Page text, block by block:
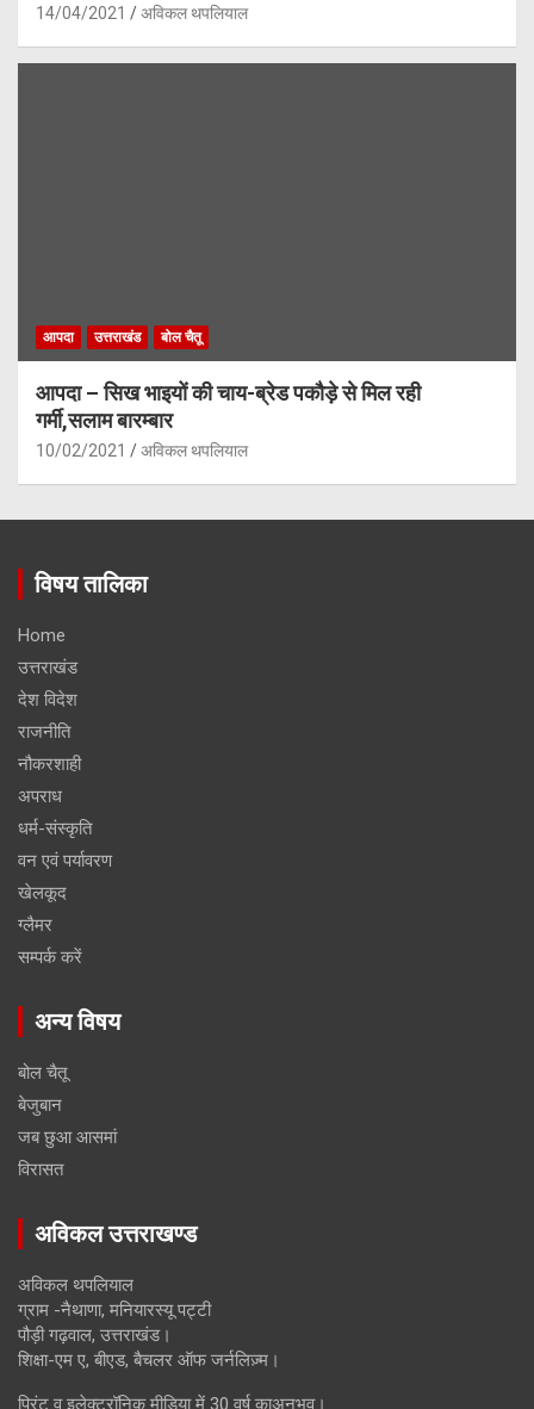
14/04/2021 अविकल थपलियाल
आपदा उत्तराखंड बोल चैतू
आपदा – सिख भाइयों की चाय-ब्रेड पकौड़े से मिल रही
गर्मी,सलाम बारम्बार
10/02/2021 अविकल थपलियाल
विषय तालिका
Home
उत्तराखंड
देश विदेश
राजनीति
नौकरशाही
अपराध
धर्म-संस्कृति
वन एवं पर्यावरण
खेलकूद
ग्लैमर
सम्पर्क करें
अन्य विषय
बोल चैतू
बेजुबान
जब छुआ आसमां
विरासत
अविकल उत्तराखण्ड
अविकल थपलियाल
ग्राम -नैथाणा, मनियारस्यू पट्टी
पौड़ी गढ़वाल, उत्तराखंड।
शिक्षा-एम ए, बीएड, बैचलर ऑफ जर्नलिज़्म।
प्रिंट व इलेक्ट्रॉनिक मीडिया में 30 वर्ष काअनुभव।